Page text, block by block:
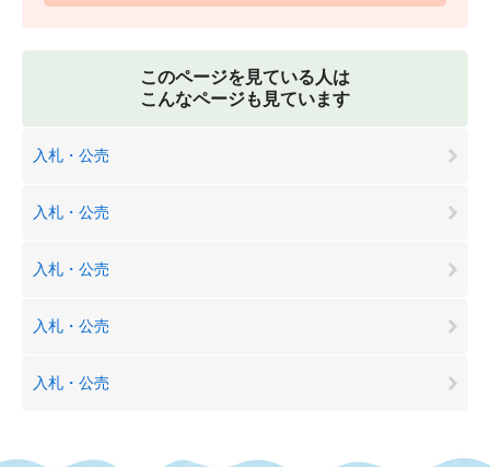
このページを見ている人は
こんなページも見ています
入札・公売
入札・公売
入札・公売
入札・公売
入札・公売